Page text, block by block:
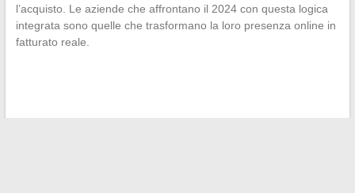
l’acquisto. Le aziende che affrontano il 2024 con questa logica
integrata sono quelle che trasformano la loro presenza online in
fatturato reale.